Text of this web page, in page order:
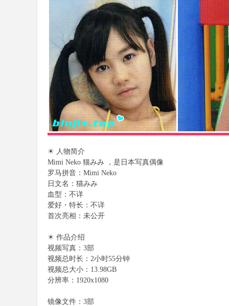
☀ 人物简介
Mimi Neko 猫みみ ，是日本写真偶像
罗马拼音：Mimi Neko
日文名：猫みみ
血型：不详
爱好・特长：不详
首次亮相：未公开
☀ 作品介绍
视频写真：3部
视频总时长：2小时55分钟
视频总大小：13.98GB
分辨率：1920x1080
镜像文件：3部